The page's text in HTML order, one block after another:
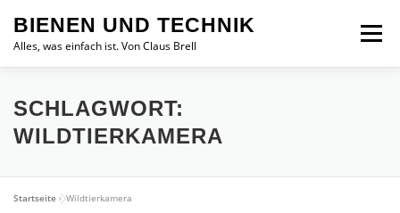
Inhalt
springen
BIENEN UND TECHNIK
Alles, was einfach ist. Von Claus Brell
Menü
SCHLAGWORT:
WILDTIERKAMERA
Startseite »Wildtierkamera